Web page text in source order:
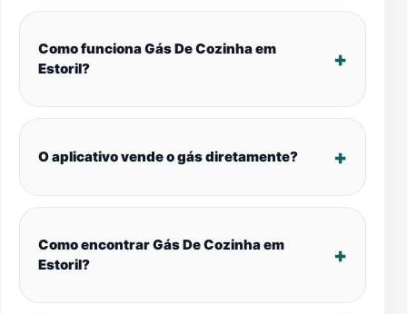
Como funciona Gás De Cozinha em
Estoril?
O aplicativo vende o gás diretamente?
Como encontrar Gás De Cozinha em
Estoril?